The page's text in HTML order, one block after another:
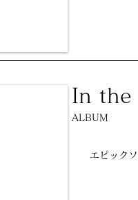
In the
ALBUM
エピック